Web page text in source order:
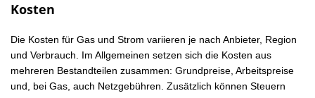
Kosten
Die Kosten für Gas und Strom variieren je nach Anbieter, Region
und Verbrauch. Im Allgemeinen setzen sich die Kosten aus
mehreren Bestandteilen zusammen: Grundpreise, Arbeitspreise
und, bei Gas, auch Netzgebühren. Zusätzlich können Steuern